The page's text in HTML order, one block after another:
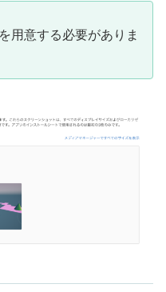
用意する必要がありま